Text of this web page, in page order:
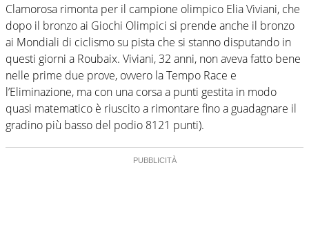
Clamorosa rimonta per il campione olimpico Elia Viviani, che
dopo il bronzo ai Giochi Olimpici si prende anche il bronzo
ai Mondiali di ciclismo su pista che si stanno disputando in
questi giorni a Roubaix. Viviani, 32 anni, non aveva fatto bene
nelle prime due prove, ovvero la Tempo Race e
l’Eliminazione, ma con una corsa a punti gestita in modo
quasi matematico è riuscito a rimontare fino a guadagnare il
gradino più basso del podio 8121 punti).